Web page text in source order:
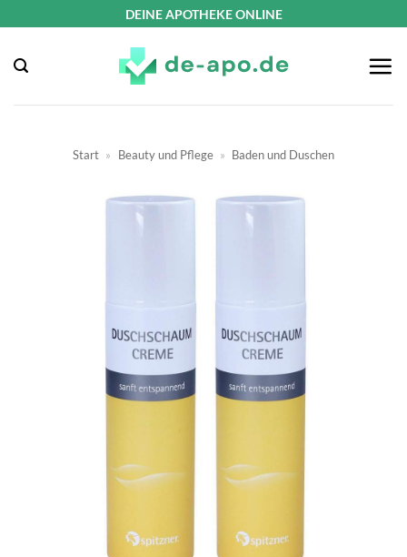
springen
DEINE APOTHEKE ONLINE
Start » Beauty und Pflege » Baden und Duschen